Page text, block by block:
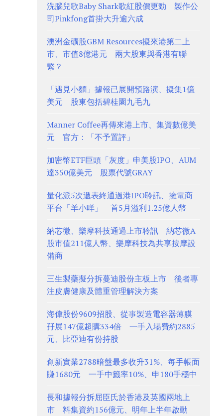
洗腦兒歌Baby Shark歌紅股價更勁 製作公
司Pinkfong首掛大升逾六成
澳洲金礦股GBM Resources擬來港第二上
市、市值8億港元 兩大股東與香港有聯
繫？
「遇見小麵」據報已展開預路演、擬集1億
美元 股東包括碧桂園九毛九
Manner Coffee再傳來港上市、集資數億美
元 官方：「不予置評」
加密幣ETF巨頭「灰度」申美股IPO、AUM
達350億美元 股票代號GRAY
量化派5次遞表終通過港IPO聆訊、擁電商
平台「羊小咩」 首5月溢利1.25億人幣
納芯微、樂摩科技通過上市聆訊 納芯微A
股市值211億人幣、樂摩科技為共享按摩設
備商
三生製藥擬分拆蔓迪股份主板上市 後者專
注皮膚健康及體重管理解決方案
海偉股份9609招股、從事製造電容器薄膜
孖展147億超購334倍 一手入場費約2885
元、比亞迪有份持股
創新實業2788暗盤最多收升31%、每手帳面
賺1680元 一手中籤率10%、申180手穩中
長和據報分拆屈臣氏於香港及英國兩地上
市 料集資約156億元、明年上半年啟動